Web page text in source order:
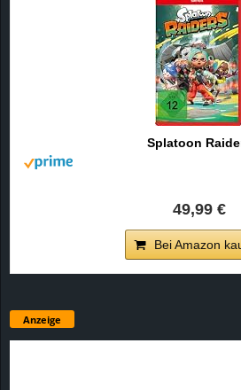
Splatoon
49,99 €
Bei Amazon
Anzeige